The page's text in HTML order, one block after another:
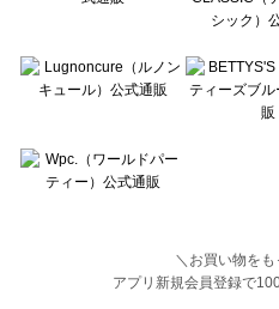
＼お買い物をも
アプリ新規会員登録で